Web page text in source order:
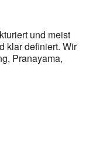
und meist
klar definiert. Wir
Pranayama,